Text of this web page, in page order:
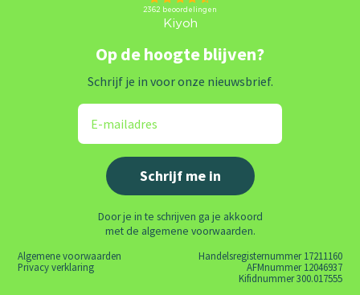
Op de hoogte blijven?
Schrijf je in voor onze nieuwsbrief.
Door je in te schrijven ga je akkoord
met de algemene voorwaarden.
Algemene voorwaarden
Privacy verklaring
Handelsregisternummer 17211160
AFMnummer 12046937
Kifidnummer 300.017555